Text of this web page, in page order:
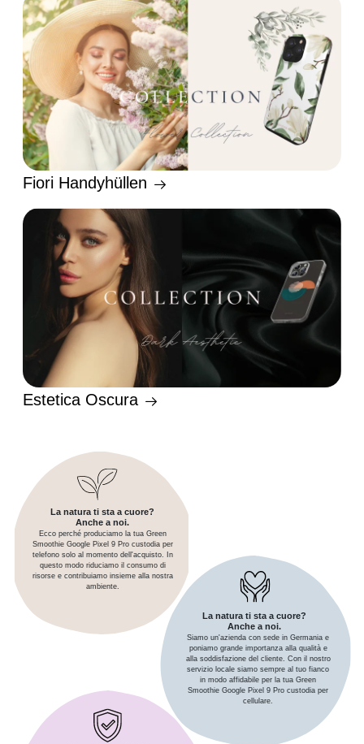
Fiori Handyhüllen
Estetica Oscura
La natura ti sta a cuore?
Anche a noi.
Ecco perché produciamo la tua Green
Smoothie Google Pixel 9 Pro custodia per
telefono solo al momento dell'acquisto. In
questo modo riduciamo il consumo di
risorse e contribuiamo insieme alla nostra
ambiente.
La natura ti sta a cuore?
Anche a noi.
Siamo un'azienda con sede in Germania e
poniamo grande importanza alla qualità e
alla soddisfazione del cliente. Con il nostro
servizio locale siamo sempre al tuo fianco
in modo affidabile per la tua Green
Smoothie Google Pixel 9 Pro custodia per
cellulare.